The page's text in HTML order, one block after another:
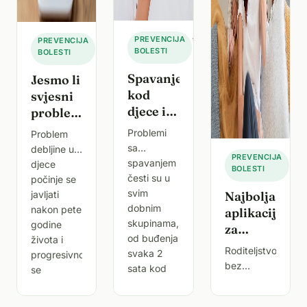
PREVENCIJA
BOLESTI
Jesmo li
svjesni
problema
debljine
djece?
Problem
debljine u
djece
počinje se
javljati
nakon pete
godine
života i
progresivno
se
do školske
PREVENCIJA
BOLESTI
·
srpnja
2025.
Spavanje
kod
djece i
adolescenata.
Koliko
sna je
dovoljno
i što kad
nastanu
problemi?
Problemi
sa
spavanjem
česti su u
svim
dobnim
skupinama,
od buđenja
svaka 2
sata kod
buljenja u
PREVENCIJA
BOLESTI
Najbolja
aplikacija
za
zdravlje
djece u
Zašto
Roditeljstvo
bez
Moguće je